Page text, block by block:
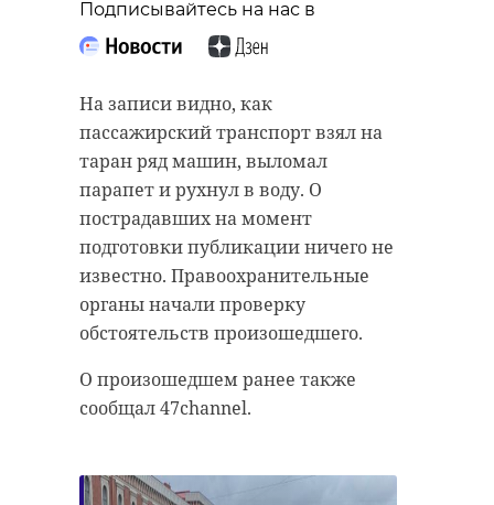
Подписывайтесь на нас в
На записи видно, как
пассажирский транспорт взял на
таран ряд машин, выломал
парапет и рухнул в воду. О
пострадавших на момент
подготовки публикации ничего не
известно. Правоохранительные
органы начали проверку
обстоятельств произошедшего.
О произошедшем ранее также
сообщал 47channel.
Примечательно, что подобная
ситуация с антироссийской
провокацией была также и год
назад. Однако все это не помешало
жителям Нарвы насладиться
концертом вместе с жителями и
гостями Ивангорода.